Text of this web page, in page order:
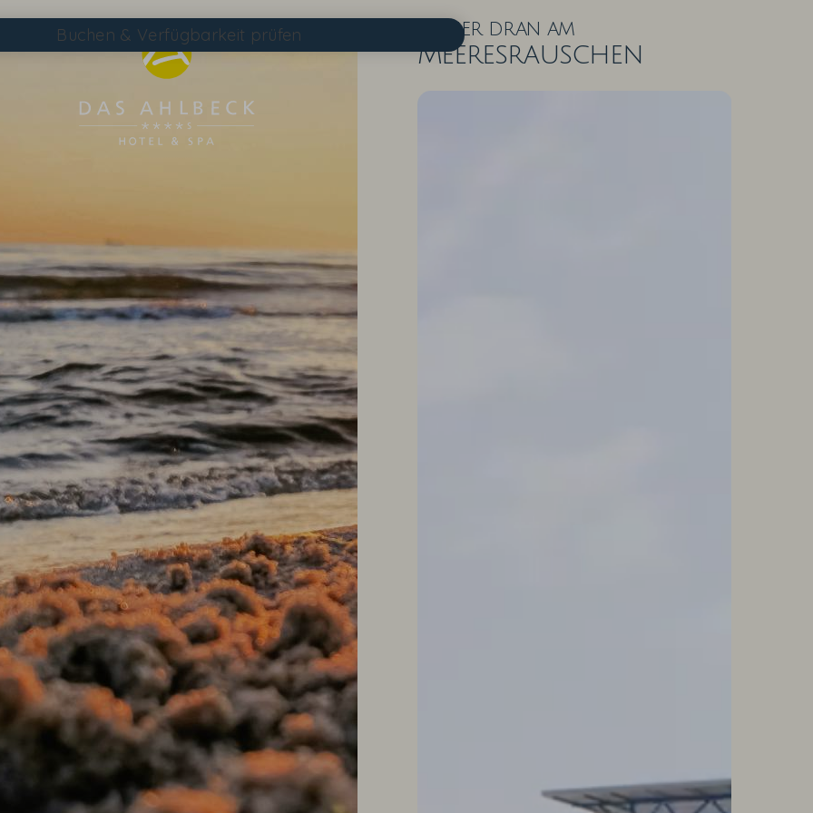
Buchen & Verfügbarkeit prüfen
Suchen
DAS AHLBECK ÜBERSICHTSSEITE
WETTER & WEBCAM
WISSENSWERTES
EVENTS IM HOTEL
TAGEN & FEIERN
Näher dran am
Meeresrauschen